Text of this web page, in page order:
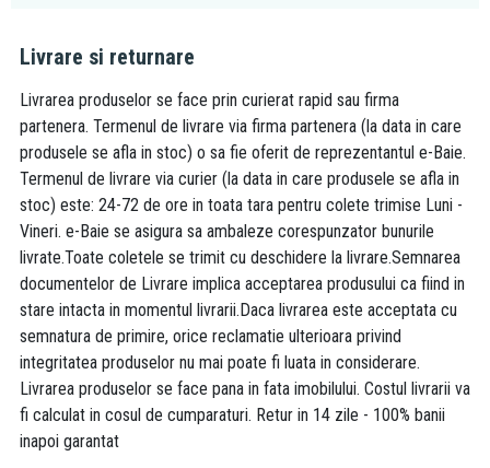
Livrare si returnare
Livrarea produselor se face prin curierat rapid sau firma
partenera. Termenul de livrare via firma partenera (la data in care
produsele se afla in stoc) o sa fie oferit de reprezentantul e-Baie.
Termenul de livrare via curier (la data in care produsele se afla in
stoc) este: 24-72 de ore in toata tara pentru colete trimise Luni -
Vineri. e-Baie se asigura sa ambaleze corespunzator bunurile
livrate.Toate coletele se trimit cu deschidere la livrare.Semnarea
documentelor de Livrare implica acceptarea produsului ca fiind in
stare intacta in momentul livrarii.Daca livrarea este acceptata cu
semnatura de primire, orice reclamatie ulterioara privind
integritatea produselor nu mai poate fi luata in considerare.
Livrarea produselor se face pana in fata imobilului. Costul livrarii va
fi calculat in cosul de cumparaturi. Retur in 14 zile - 100% banii
inapoi garantat